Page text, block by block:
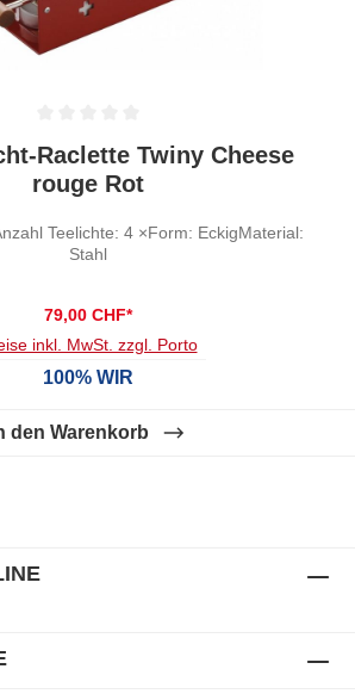
von 0 von 5 Sternen
Raclette Twiny Cheese
rouge Rot
Teelichte: 4 ×Form: EckigMaterial:
Stahl
79,00 CHF*
inkl. MwSt. zzgl. Porto
100% WIR
den Warenkorb